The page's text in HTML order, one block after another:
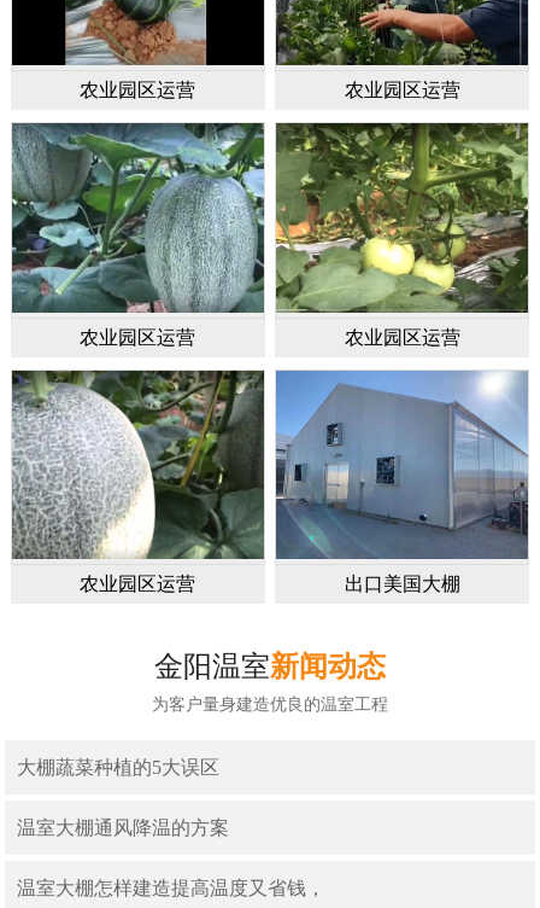
农业园区运营 农业园区运营
农业园区运营 农业园区运营
农业园区运营 出口美国大棚
金阳温室新闻动态
为客户量身建造优良的温室工程
大棚蔬菜种植的5大误区
温室大棚通风降温的方案
温室大棚怎样建造提高温度又省钱，